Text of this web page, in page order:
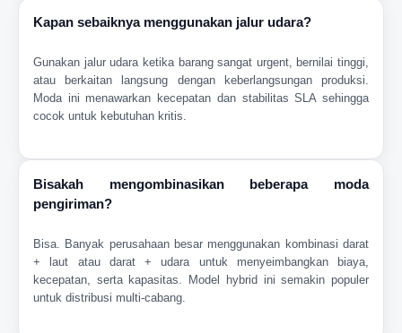
Kapan sebaiknya menggunakan jalur udara?
Gunakan jalur udara ketika barang sangat urgent, bernilai tinggi,
atau berkaitan langsung dengan keberlangsungan produksi.
Moda ini menawarkan kecepatan dan stabilitas SLA sehingga
cocok untuk kebutuhan kritis.
Bisakah mengombinasikan beberapa moda
pengiriman?
Bisa. Banyak perusahaan besar menggunakan kombinasi darat
+ laut atau darat + udara untuk menyeimbangkan biaya,
kecepatan, serta kapasitas. Model hybrid ini semakin populer
untuk distribusi multi-cabang.